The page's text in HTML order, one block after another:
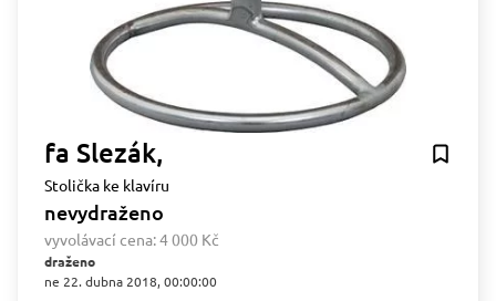
fa Slezák,
Stolička ke klavíru
nevydraženo
vyvolávací cena:4 000 Kč
draženo
ne 22. dubna 2018, 00:00:00